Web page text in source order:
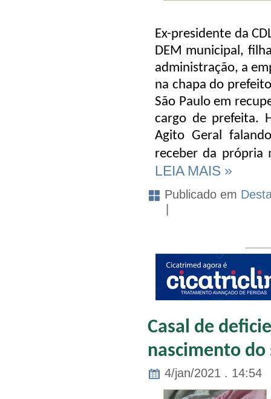
Ex-presidente da
DEM municipal,
administração, a
na chapa do
São Paulo em
cargo de prefeita.
Agito Geral
receber da própria
LEIA MAIS »
Publicado em
|
Casal de
nascimento do
4/jan/2021 . 14:54